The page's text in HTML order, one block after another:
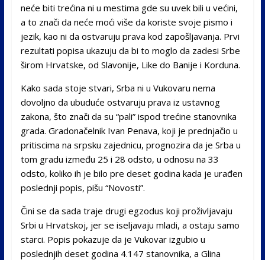
neće biti trećina ni u mestima gde su uvek bili u većini,
a to znači da neće moći više da koriste svoje pismo i
jezik, kao ni da ostvaruju prava kod zapošljavanja. Prvi
rezultati popisa ukazuju da bi to moglo da zadesi Srbe
širom Hrvatske, od Slavonije, Like do Banije i Korduna.
Kako sada stoje stvari, Srba ni u Vukovaru nema
dovoljno da ubuduće ostvaruju prava iz ustavnog
zakona, što znači da su “pali” ispod trećine stanovnika
grada. Gradonačelnik Ivan Penava, koji je prednjačio u
pritiscima na srpsku zajednicu, prognozira da je Srba u
tom gradu između 25 i 28 odsto, u odnosu na 33
odsto, koliko ih je bilo pre deset godina kada je urađen
poslednji popis, pišu “Novosti”.
Čini se da sada traje drugi egzodus koji proživljavaju
Srbi u Hrvatskoj, jer se iseljavaju mladi, a ostaju samo
starci. Popis pokazuje da je Vukovar izgubio u
poslednjih deset godina 4.147 stanovnika, a Glina